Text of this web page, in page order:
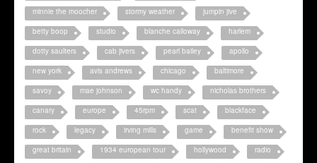
minnie the moocher
stormy weather
jumpin jive
betty boop
studio blanche calloway
harlem
dotty saulters
cab jivers pearl bailey
apollo
new york
avis andrews chicago
baltimore
savoy
mae johnson wc handy
nicholas brothers
canary
europe 45rpm scat
blackface
rock
legacy irving mills game
benefit show
great britain
1934 european tour hollywood
radio